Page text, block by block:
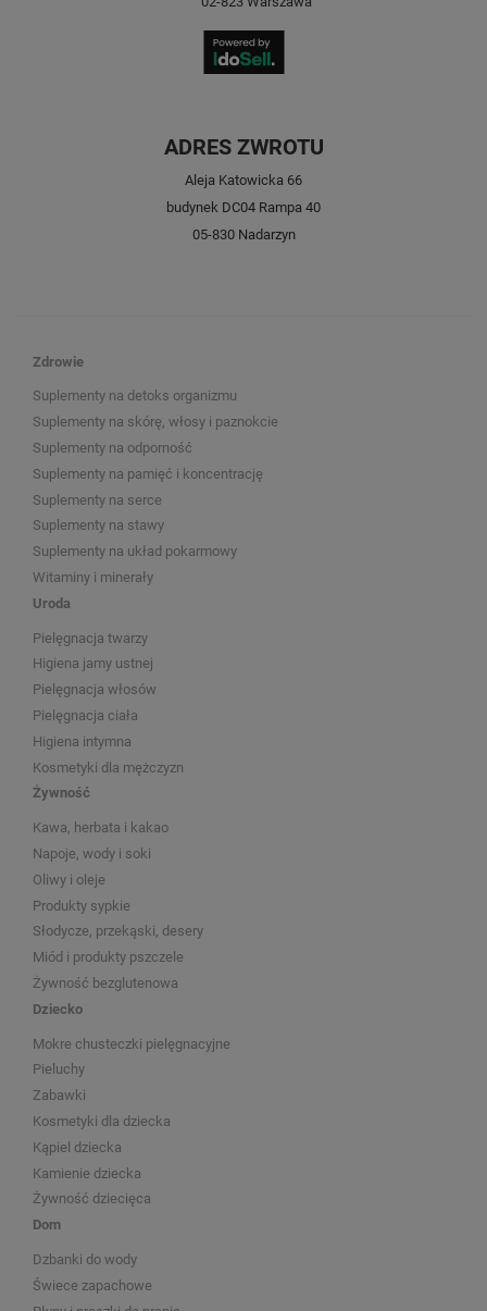
ADRES ZWROTU
Aleja Katowicka 66
budynek DC04 Rampa 40
05-830 Nadarzyn
Zdrowie
Suplementy na detoks organizmu
Suplementy na skórę, włosy i paznokcie
Suplementy na odporność
Suplementy na pamięć i koncentrację
Suplementy na serce
Suplementy na stawy
Suplementy na układ pokarmowy
Witaminy i minerały
Uroda
Pielęgnacja twarzy
Higiena jamy ustnej
Pielęgnacja włosów
Pielęgnacja ciała
Higiena intymna
Kosmetyki dla mężczyzn
Żywność
Kawa, herbata i kakao
Napoje, wody i soki
Oliwy i oleje
Produkty sypkie
Słodycze, przekąski, desery
Miód i produkty pszczele
Żywność bezglutenowa
Dziecko
Mokre chusteczki pielęgnacyjne
Pieluchy
Zabawki
Kosmetyki dla dziecka
Kąpiel dziecka
Kamienie dziecka
Żywność dziecięca
Dom
Dzbanki do wody
Świece zapachowe